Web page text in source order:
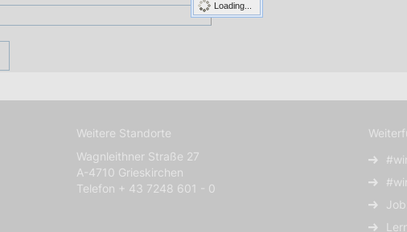
Loading...
Weitere Standorte
Wagnleithner Straße 27
A-4710 Grieskirchen
Telefon + 43 7248 601 - 0